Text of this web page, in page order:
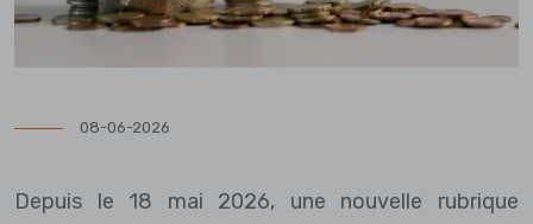
08-06-2026
Depuis le 18 mai 2026, une nouvelle rubrique